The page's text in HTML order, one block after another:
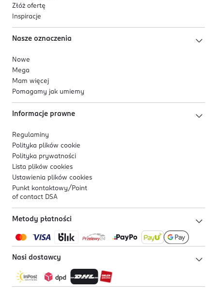
Złóż ofertę
Inspiracje
Nasze oznaczenia
Nowe
Mega
Mam więcej
Pomagamy jak umiemy
Informacje prawne
Regulaminy
Polityka plików cookie
Polityka prywatności
Lista plików cookies
Ustawienia plików cookies
Punkt kontaktowy/ Point
of contact DSA
Metody płatności
Nasi dostawcy